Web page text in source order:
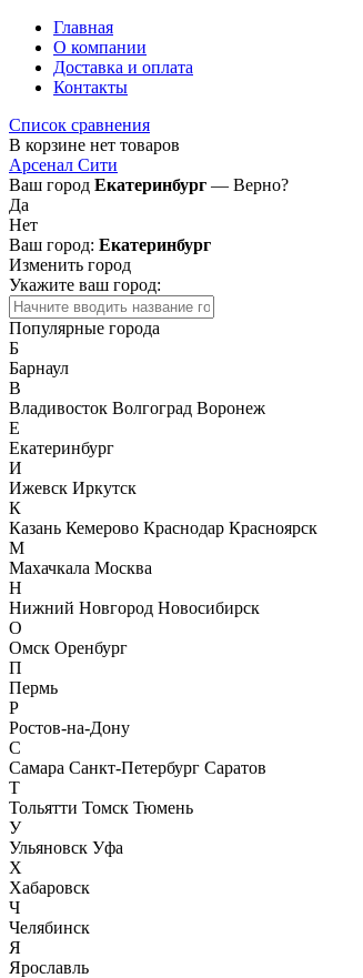
Главная
О компании
Доставка и оплата
Контакты
Список сравнения
В корзине нет товаров
Арсенал Сити
Ваш город Екатеринбург — Верно?
Да
Нет
Ваш город: Екатеринбург
Изменить город
Укажите ваш город:
Популярные города
Б
Барнаул
В
Владивосток Волгоград Воронеж
Е
Екатеринбург
И
Ижевск Иркутск
К
Казань Кемерово Краснодар Красноярск
М
Махачкала Москва
Н
Нижний Новгород Новосибирск
О
Омск Оренбург
П
Пермь
Р
Ростов-на-Дону
С
Самара Санкт-Петербург Саратов
Т
Тольятти Томск Тюмень
У
Ульяновск Уфа
Х
Хабаровск
Ч
Челябинск
Я
Ярославль